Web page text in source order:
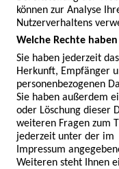
können zur Analyse
Nutzerverhaltens
Welche Rechte
Sie haben jederzeit
Herkunft, Empfänger
personenbezogenen
Sie haben außerdem
oder Löschung dieser
weiteren Fragen zum
jederzeit unter der im
Impressum
Weiteren steht Ihnen